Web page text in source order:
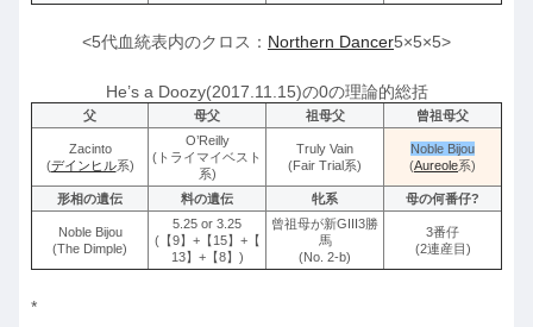
<5代血統表内のクロス： Northern Dancer5×5×5>
He’s a Doozy(2017.11.15)の0の理論的総括
父 母父 祖母父 曾祖母父
Zacinto
(デインヒル系)
O’Reilly
(トライマイベスト
系)
Truly Vain
(Fair Trial系)
Noble Bijou
(Aureole系)
形相の遺伝 料の遺伝 牝系 母の何番仔?
Noble Bijou
(The Dimple)
5.25 or 3.25
(【9】+【15】+【
13】+【8】)
曾祖母が新GIII3勝
馬
(No. 2-b)
3番仔
(2連産目)
*